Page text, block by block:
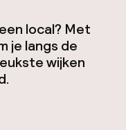
local? Met
je langs de
wijken